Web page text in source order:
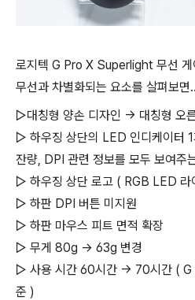
로지텍 G Pro X Superlight 무선 게
무선과 차별화되는 요소를 살펴보면
▷대칭형 양손 디자인 → 대칭형 오
▷ 하우징 상단의 LED 인디케이터 1
잔량, DPI 관련 정보를 모두 보여주
▷ 하우징 상단 로고 ( RGB LED 라
▷ 하판 DPI 버튼 미지원
▷ 하판 마우스 피트 면적 확장
▷ 무게 80g → 63g 변경
▷ 사용 시간 60시간 → 70시간 ( G
준 )